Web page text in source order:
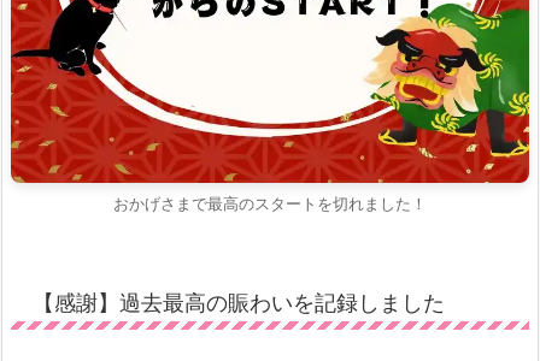
おかげさまで最高のスタートを切れました！
【感謝】過去最高の賑わいを記録しました